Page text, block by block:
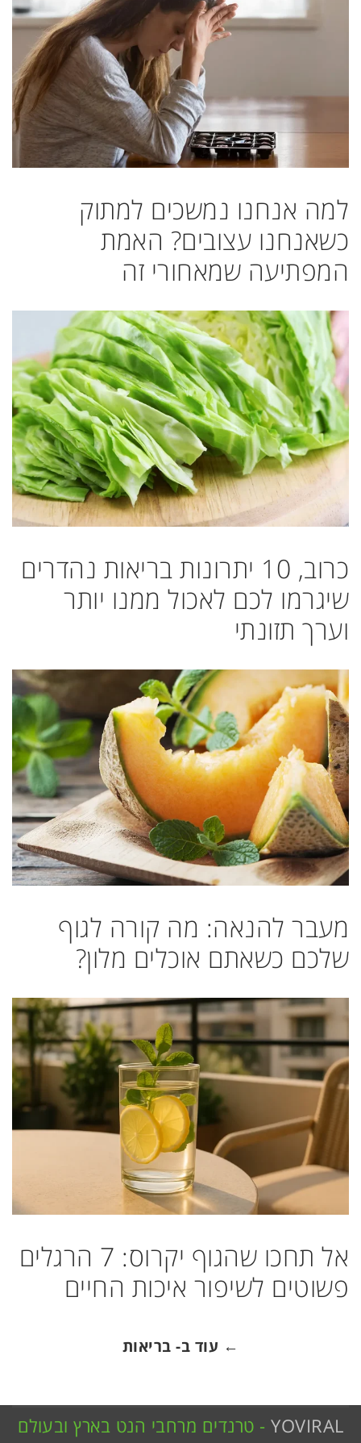
למה אנחנו נמשכים למתוק
כשאנחנו עצובים? האמת
המפתיעה שמאחורי זה
כרוב, 10 יתרונות בריאות נהדרים
שיגרמו לכם לאכול ממנו יותר
וערך תזונתי
מעבר להנאה: מה קורה לגוף
שלכם כשאתם אוכלים מלון?
אל תחכו שהגוף יקרוס: 7 הרגלים
פשוטים לשיפור איכות החיים
← עוד ב- בריאות
YOVIRAL - טרנדים מרחבי הנט בארץ ובעולם